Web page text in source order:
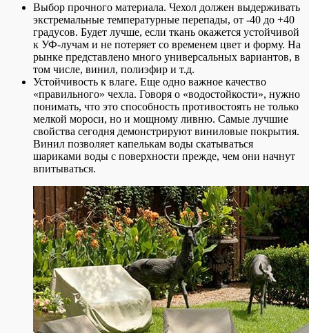
Выбор прочного материала. Чехол должен выдерживать
экстремальные температурные перепады, от -40 до +40
градусов. Будет лучше, если ткань окажется устойчивой
к УФ-лучам и не потеряет со временем цвет и форму. На
рынке представлено много универсальных вариантов, в
том числе, винил, полиэфир и т.д.
Устойчивость к влаге. Еще одно важное качество
«правильного» чехла. Говоря о «водостойкости», нужно
понимать, что это способность противостоять не только
мелкой мороси, но и мощному ливню. Самые лучшие
свойства сегодня демонстрируют виниловые покрытия.
Винил позволяет капелькам воды скатываться
шариками воды с поверхности прежде, чем они начнут
впитываться.